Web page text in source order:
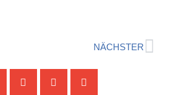
NÄCHSTER